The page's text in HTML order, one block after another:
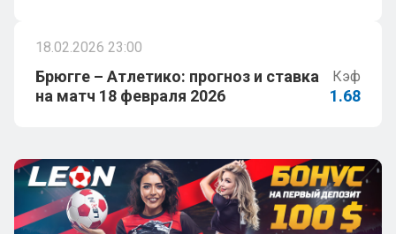
18.02.2026 23:00
Брюгге – Атлетико: прогноз и ставка
на матч 18 февраля 2026
Кэф
1.68